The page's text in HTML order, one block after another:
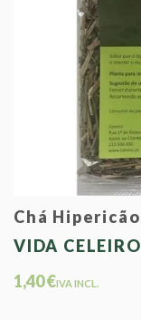
Chá Hipericão
VIDA CELEIRO
1,40 €IVA INCL.